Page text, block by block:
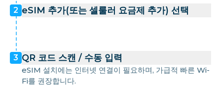
2 eSIM 추가(또는 셀룰러 요금제 추가) 선택
3 QR 코드 스캔 / 수동 입력
eSIM 설치에는 인터넷 연결이 필요하며, 가급적 빠른 Wi-
Fi를 권장합니다.